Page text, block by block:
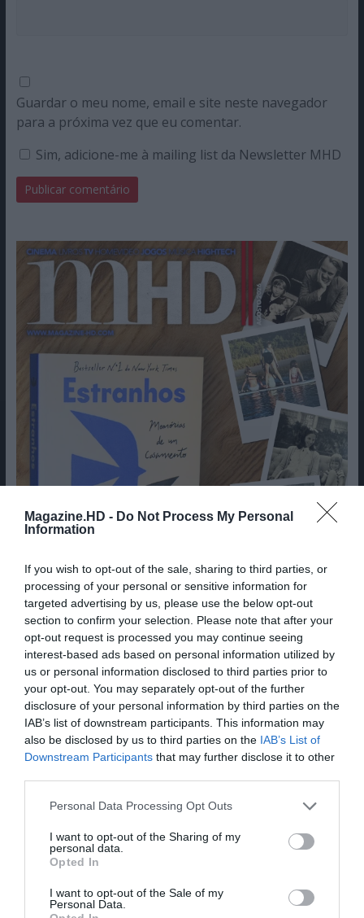
Magazine.HD - Do Not Process My Personal
Information
If you wish to opt-out of the sale, sharing to third parties, or
processing of your personal or sensitive information for
targeted advertising by us, please use the below opt-out
section to confirm your selection. Please note that after your
opt-out request is processed you may continue seeing
interest-based ads based on personal information utilized by
us or personal information disclosed to third parties prior to
your opt-out. You may separately opt-out of the further
disclosure of your personal information by third parties on the
IAB’s list of downstream participants. This information may
also be disclosed by us to third parties on the IAB’s List of
Downstream Participants that may further disclose it to other
Personal Data Processing Opt Outs
I want to opt-out of the Sharing of my
personal data.
Opted In
I want to opt-out of the Sale of my
Personal Data.
Guardar o meu nome, email e site neste navegador
para a próxima vez que eu comentar.
Sim, adicione-me à mailing list da Newsletter MHD
Cine Estreias HD